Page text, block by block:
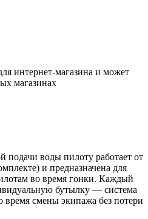
интернет-магазина и может
магазинах
подачи воды пилоту работает от
и предназначена для
во время гонки. Каждый
бутылку — система
время смены экипажа без потери